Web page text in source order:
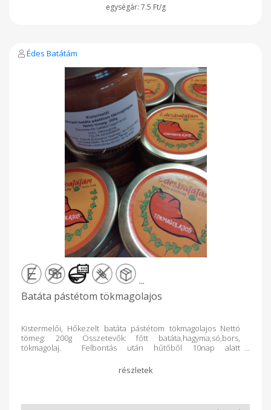
7.5 Ft/g
Édes Batátám
...
Batáta pástétom tökmagolajos
Kistermelői, Hőkezelt batáta pástétom tökmagolajos Nettó
tömeg: 200g Összetevők: főtt batáta,hagyma,só,bors,
tökmagolaj. Felbontás után hűtőből 10nap alatt
színesítéséhez, nyers zöldségek mártogatósának.